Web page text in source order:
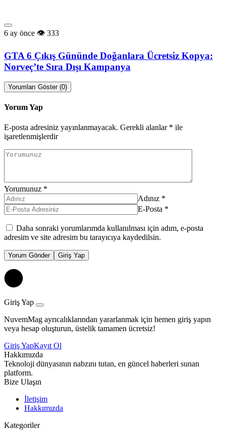
6 ay önce 333
GTA 6 Çıkış Gününde Doğanlara Ücretsiz Kopya:
Norveç’te Sıra Dışı Kampanya
Yorumları Göster (0)
Yorum Yap
E-posta adresiniz yayınlanmayacak. Gerekli alanlar * ile
işaretlenmişlerdir
Yorumunuz *
Adınız *
E-Posta *
Daha sonraki yorumlarımda kullanılması için adım, e-posta
adresim ve site adresim bu tarayıcıya kaydedilsin.
Yorum Gönder Giriş Yap
Giriş Yap
NuvemMag ayrıcalıklarından yararlanmak için hemen giriş yapın
veya hesap oluşturun, üstelik tamamen ücretsiz!
Giriş YapKayıt Ol
Hakkımızda
Teknoloji dünyasının nabzını tutan, en güncel haberleri sunan
platform.
Bize Ulaşın
İletişim
Hakkımızda
Kategoriler